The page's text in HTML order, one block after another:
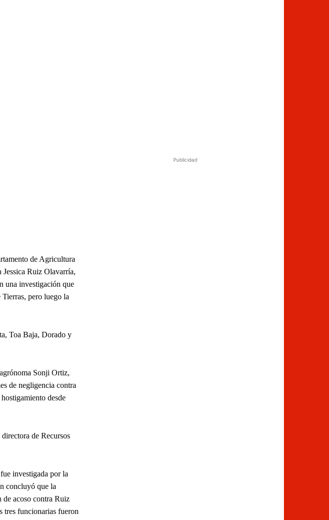
de Agricultura
Jessica Ruiz Olavarría,
una investigación que
pero luego la
Toa Baja, Dorado y
Sonji Ortiz,
de negligencia contra
desde
de Recursos
investigada por la
concluyó que la
acoso contra Ruiz
tres funcionarias fueron
Publicidad